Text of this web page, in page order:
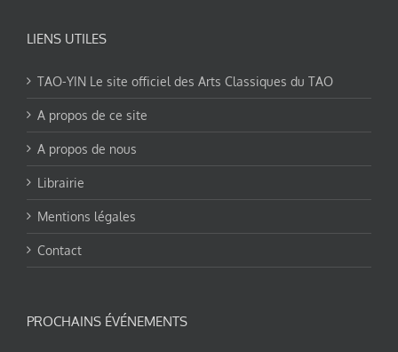
LIENS UTILES
TAO-YIN Le site officiel des Arts Classiques du TAO
A propos de ce site
A propos de nous
Librairie
Mentions légales
Contact
PROCHAINS ÉVÉNEMENTS